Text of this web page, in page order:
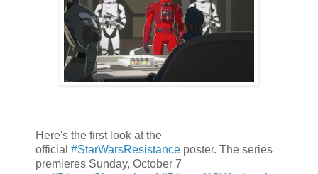
Here's the first look at the
official #StarWarsResistance poster. The series
premieres Sunday, October 7